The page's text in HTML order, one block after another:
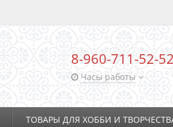
8-960-711-52-52
Часы работы
ТОВАРЫ ДЛЯ ХОББИ И